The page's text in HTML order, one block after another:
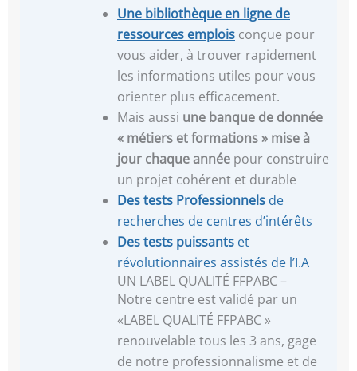
Une bibliothèque en ligne de
ressources emplois conçue pour
vous aider, à trouver rapidement
les informations utiles pour vous
orienter plus efficacement.
Mais aussi une banque de donnée
« métiers et formations » mise à
jour chaque année pour construire
un projet cohérent et durable
Des tests Professionnels de
recherches de centres d’intérêts
Des tests puissants et
révolutionnaires assistés de l’I.A
UN LABEL QUALITÉ FFPABC –
Notre centre est validé par un
«LABEL QUALITÉ FFPABC »
renouvelable tous les 3 ans, gage
de notre professionnalisme et de